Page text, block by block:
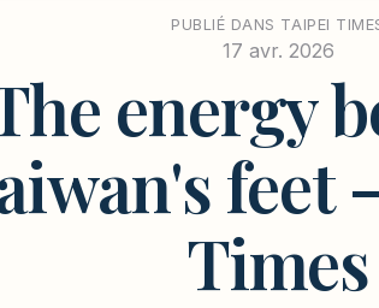
PUBLIÉ DANS TAIPEI
17 avr. 2026
energy
feet
Times